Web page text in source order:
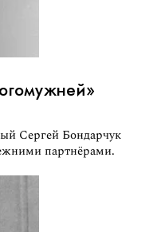
Сергей Бондарчук
партнёрами.